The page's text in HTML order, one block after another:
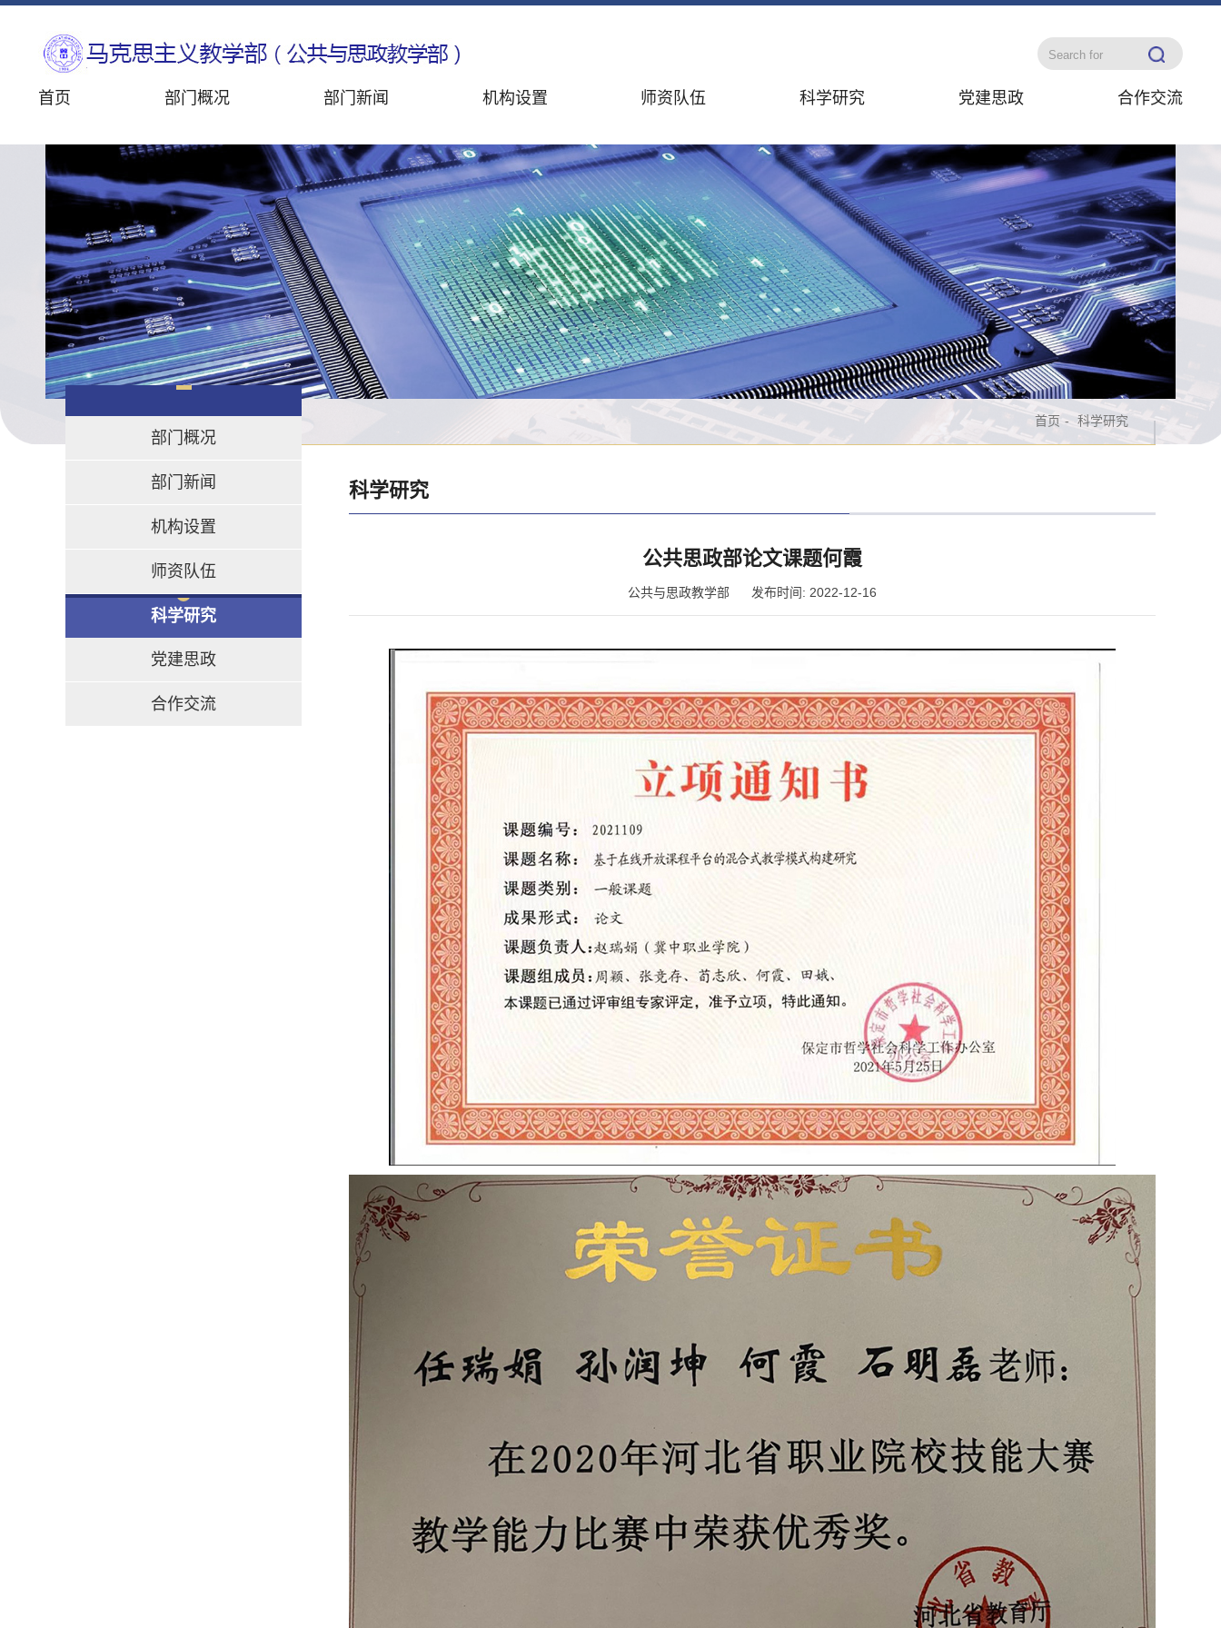
首页 部门概况 部门新闻 机构设置 师资队伍 科学研究 党建思政 合作交流
部门概况
部门新闻
机构设置
师资队伍
科学研究
党建思政
合作交流
首页 - 科学研究
科学研究
公共思政部论文课题何霞
公共与思政教学部 发布时间: 2022-12-16